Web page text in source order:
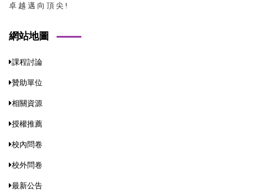
卓 越 邁 向 頂 尖 !
網站地圖
課程討論
贊助單位
相關資源
授權推薦
校內問卷
校外問卷
最新公告